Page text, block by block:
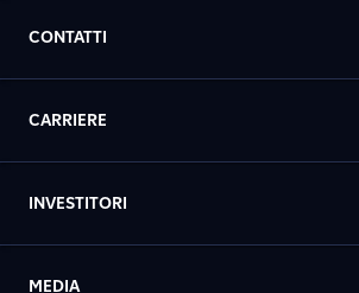
CONTATTI
CARRIERE
INVESTITORI
MEDIA